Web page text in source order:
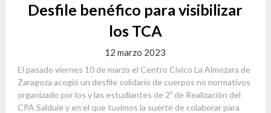
Desfile benéfico para visibilizar
los TCA
12 marzo 2023
El pasado viernes 10 de marzo el Centro Cívico La Almozara de
Zaragoza acogió un desfile solidario de cuerpos no normativos
organizado por los y las estudiantes de 2º de Realización del
CPA Salduie y en el que tuvimos la suerte de colaborar para